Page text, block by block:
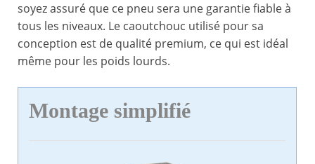
soyez assuré que ce pneu sera une garantie fiable à
tous les niveaux. Le caoutchouc utilisé pour sa
conception est de qualité premium, ce qui est idéal
même pour les poids lourds.
Montage simplifié